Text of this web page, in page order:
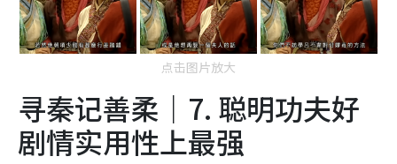
点击图片放大
寻秦记善柔｜7. 聪明功夫好
剧情实用性上最强